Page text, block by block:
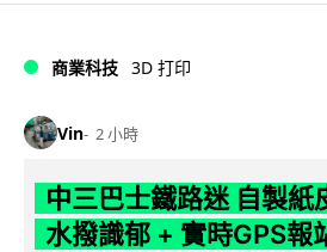
商業科技 3D 打印
Vin 2 小時
中三巴士鐵路迷 自製紙
水撥識郁 + 實時GPS報